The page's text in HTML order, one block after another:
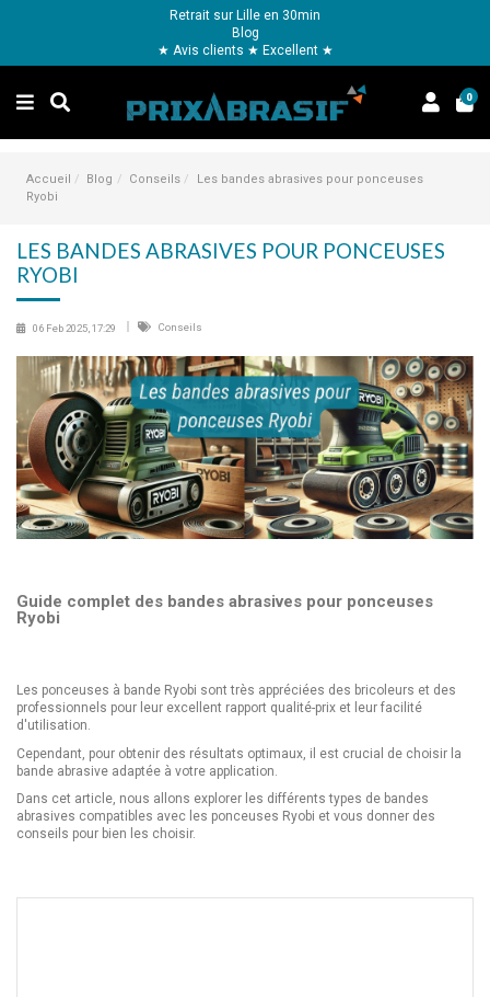
Retrait sur Lille en 30min
Blog
★ Avis clients ★ Excellent ★
0
Accueil Blog Conseils
Les bandes abrasives pour ponceuses
Ryobi
LES BANDES ABRASIVES POUR PONCEUSES
RYOBI
06 Feb 2025, 17:29 Conseils
Guide complet des bandes abrasives pour ponceuses
Ryobi
Les ponceuses à bande Ryobi sont très appréciées des bricoleurs et des
professionnels pour leur excellent rapport qualité-prix et leur facilité
d'utilisation.
Cependant, pour obtenir des résultats optimaux, il est crucial de choisir la
bande abrasive adaptée à votre application.
Dans cet article, nous allons explorer les différents types de bandes
abrasives compatibles avec les ponceuses Ryobi et vous donner des
conseils pour bien les choisir.